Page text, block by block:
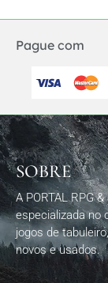
Pague com
SOBRE
A PORTAL RPG
especializada no
jogos de
novos e usados.